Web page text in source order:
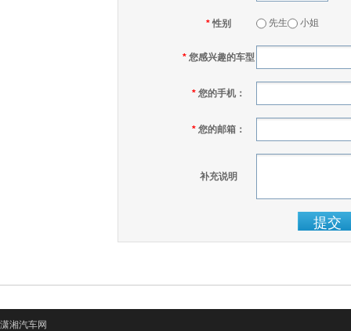
*性别 先生 小姐
* 您感兴趣的车型
* 您的手机：
* 您的邮箱：
补充说明
潇湘汽车网